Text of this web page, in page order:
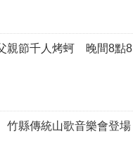
親節千人烤蚵 晚間8點8
縣傳統山歌音樂會登場